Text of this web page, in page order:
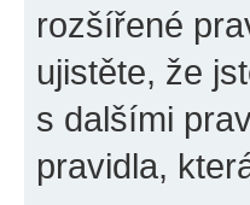
rozšířené
ujistěte, že
s dalšími
pravidla,